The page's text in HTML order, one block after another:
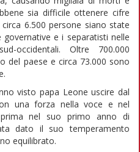
sia difficile ottenere cifre
6.500 persone siano state
e i separatisti nelle
occidentali. Oltre 700.000
del paese e circa 73.000 sono
visto papa Leone uscire dal
una forza nella voce e nel
nel suo primo anno di
dato il suo temperamento
equilibrato.